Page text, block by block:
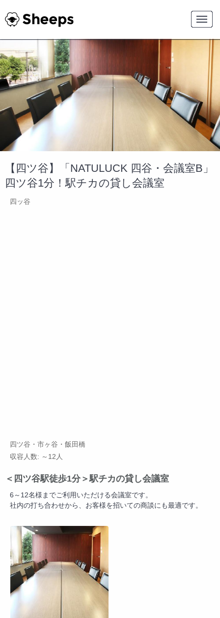
【四ツ谷】「NATULUCK 四谷・会議室B」
四ツ谷1分！駅チカの貸し会議室
四ッ谷
四ツ谷・市ヶ谷・飯田橋
収容人数: ～12人
＜四ツ谷駅徒歩1分＞駅チカの貸し会議室
6～12名様までご利用いただける会議室です。
社内の打ち合わせから、お客様を招いての商談にも最適です。